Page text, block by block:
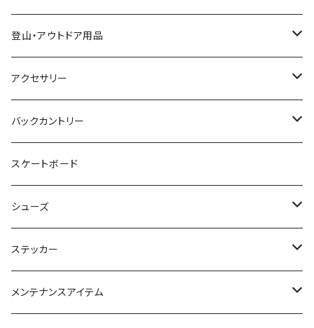
23-24 MOSS Snowboards
24-25 MOSS Snowboards
CROOJA
24-25 CROOJA
25-26 CROOJA
SPREAD
23-24 SPREAD
24-25 SPREAD
GREEN.LAB
24-25 GREEN.LAB
LIB TECH
SALOMON
24-25 SALOMON
GRAY snowboards
CARDIFF SNOWCRAFT
YONEX
PLATE PIA
FLEX BOOSTER TOOL
バンザイペイント
固形ワックス（フッ素無し）
固形ワックス（フッ素あり）
COSLABO WAX
BERN HELMET
sandbox helmet
EB'S
DICE HELMET
Gallium wax
登山・アウトドア用品
トレッキングシューズ
SCARPA
レインウェア
フィントラック
ベースレイヤー
ファイントラック
ティートンブロス
テント
ブラックダイアモンド
ファイントラック
バッグパック
オスプレイ
トレッキングポール
アクセサリー
サングラス
オークリー
DICE
バッグ
eb's
小物
ＫＭ４Ｋ
GENTEMSTICK
バックカントリー
ＭＳＲ
スノーシュー
小物
Black Diamond
G3
POWDER MASTER
スケートボード
シューズ
GENTEMSTICK
リラキノインソール
ステッカー
ボルコム
メンテナンスアイテム